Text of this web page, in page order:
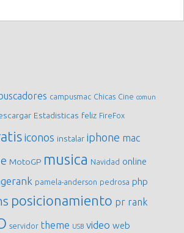
buscadores campusmac Chicas Cine comun
Estadisticas feliz FireFox
iconos instalar iphone mac
MotoGP musica Navidad online
pamela-anderson pedrosa php
posicionamiento pr rank
servidor theme USB video web